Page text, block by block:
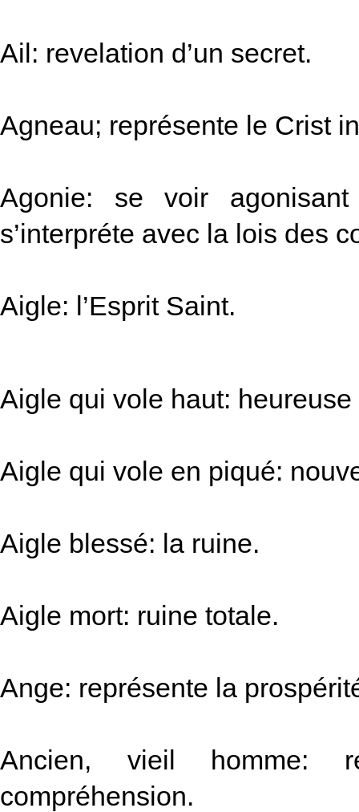
Ail: revelation d’un secret.
Agneau; représente le Crist
Agonie: se voir
s’interpréte avec la lois des
Aigle: l’Esprit Saint.
Aigle qui vole haut:
Aigle qui vole en piqué:
Aigle blessé: la ruine.
Aigle mort: ruine totale.
Ange: représente la
Ancien, vieil homme:
compréhension.